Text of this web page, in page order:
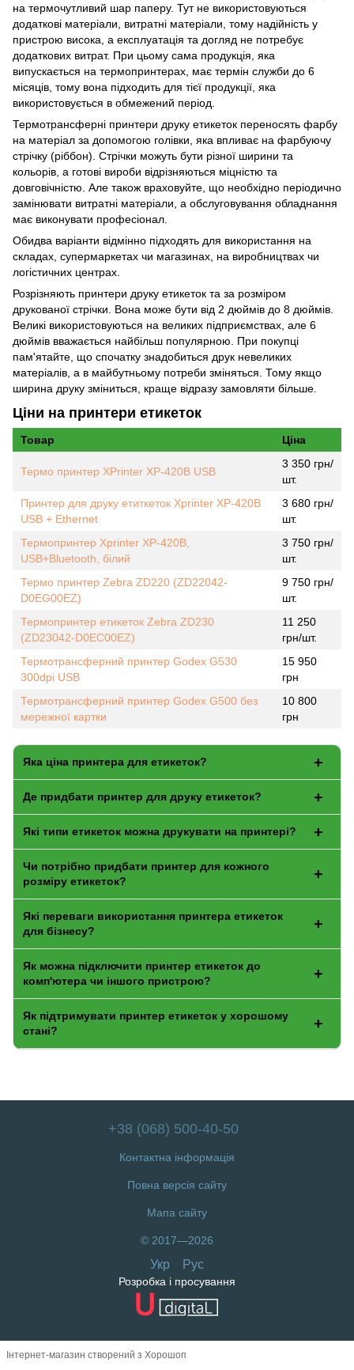
на термочутливий шар паперу. Тут не використовуються
додаткові матеріали, витратні матеріали, тому надійність у
пристрою висока, а експлуатація та догляд не потребує
додаткових витрат. При цьому сама продукція, яка
випускається на термопринтерах, має термін служби до 6
місяців, тому вона підходить для тієї продукції, яка
використовується в обмежений період.
Термотрансферні принтери друку етикеток переносять фарбу
на матеріал за допомогою голівки, яка впливає на фарбуючу
стрічку (ріббон). Стрічки можуть бути різної ширини та
кольорів, а готові вироби відрізняються міцністю та
довговічністю. Але також враховуйте, що необхідно періодично
замінювати витратні матеріали, а обслуговування обладнання
має виконувати професіонал.
Обидва варіанти відмінно підходять для використання на
складах, супермаркетах чи магазинах, на виробництвах чи
логістичних центрах.
Розрізняють принтери друку етикеток та за розміром
друкованої стрічки. Вона може бути від 2 дюймів до 8 дюймів.
Великі використовуються на великих підприємствах, але 6
дюймів вважається найбільш популярною. При покупці
пам'ятайте, що спочатку знадобиться друк невеликих
матеріалів, а в майбутньому потреби зміняться. Тому якщо
ширина друку зміниться, краще відразу замовляти більше.
Ціни на принтери етикеток
Товар Ціна
Термо принтер XPrinter XP-420B USB
3 350 грн/
шт.
Принтер для друку етиткеток Xprinter XP-420B
USB + Ethernet
3 680 грн/
шт.
Термопринтер Xprinter XP-420В,
USB+Bluetooth, білий
3 750 грн/
шт.
Термо принтер Zebra ZD220 (ZD22042-
D0EG00EZ)
9 750 грн/
шт.
Термопринтер етикеток Zebra ZD230
(ZD23042-D0EC00EZ)
11 250
грн/шт.
Термотрансферний принтер Godex G530
300dpi USB
15 950
грн
Термотрансферний принтер Godex G500 без
мережної картки
10 800
грн
Яка ціна принтера для етикеток?
Де придбати принтер для друку етикеток?
Які типи етикеток можна друкувати на принтері?
Чи потрібно придбати принтер для кожного
розміру етикеток?
Які переваги використання принтера етикеток
для бізнесу?
Як можна підключити принтер етикеток до
комп'ютера чи іншого пристрою?
Як підтримувати принтер етикеток у хорошому
стані?
+38 (068) 500-40-50
Контактна інформація
Повна версія сайту
Мапа сайту
© 2017—2026
Укр Рус
Розробка і просування
Інтернет-магазин створений з Хорошоп